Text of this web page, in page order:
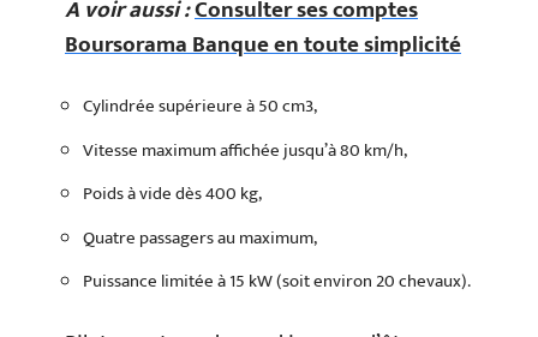
A voir aussi :Consulter ses comptes
Boursorama Banque en toute simplicité
Cylindrée supérieure à 50 cm3,
Vitesse maximum affichée jusqu’à 80 km/h,
Poids à vide dès 400 kg,
Quatre passagers au maximum,
Puissance limitée à 15 kW (soit environ 20 chevaux).